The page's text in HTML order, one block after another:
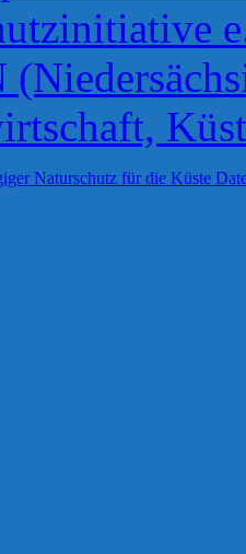
Naturschutz für die Küste